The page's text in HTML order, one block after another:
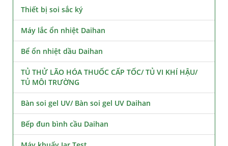
Thiết bị soi sắc ký
Máy lắc ổn nhiệt Daihan
Bể ổn nhiệt dầu Daihan
TỦ THỬ LÃO HÓA THUỐC CẤP TỐC/ TỦ VI KHÍ HẬU/
TỦ MÔI TRƯỜNG
Bàn soi gel UV/ Bàn soi gel UV Daihan
Bếp đun bình cầu Daihan